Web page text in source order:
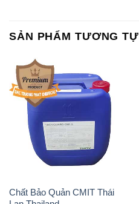
SẢN PHẨM TƯƠNG TỰ
Chất Bảo Quản CMIT Thái